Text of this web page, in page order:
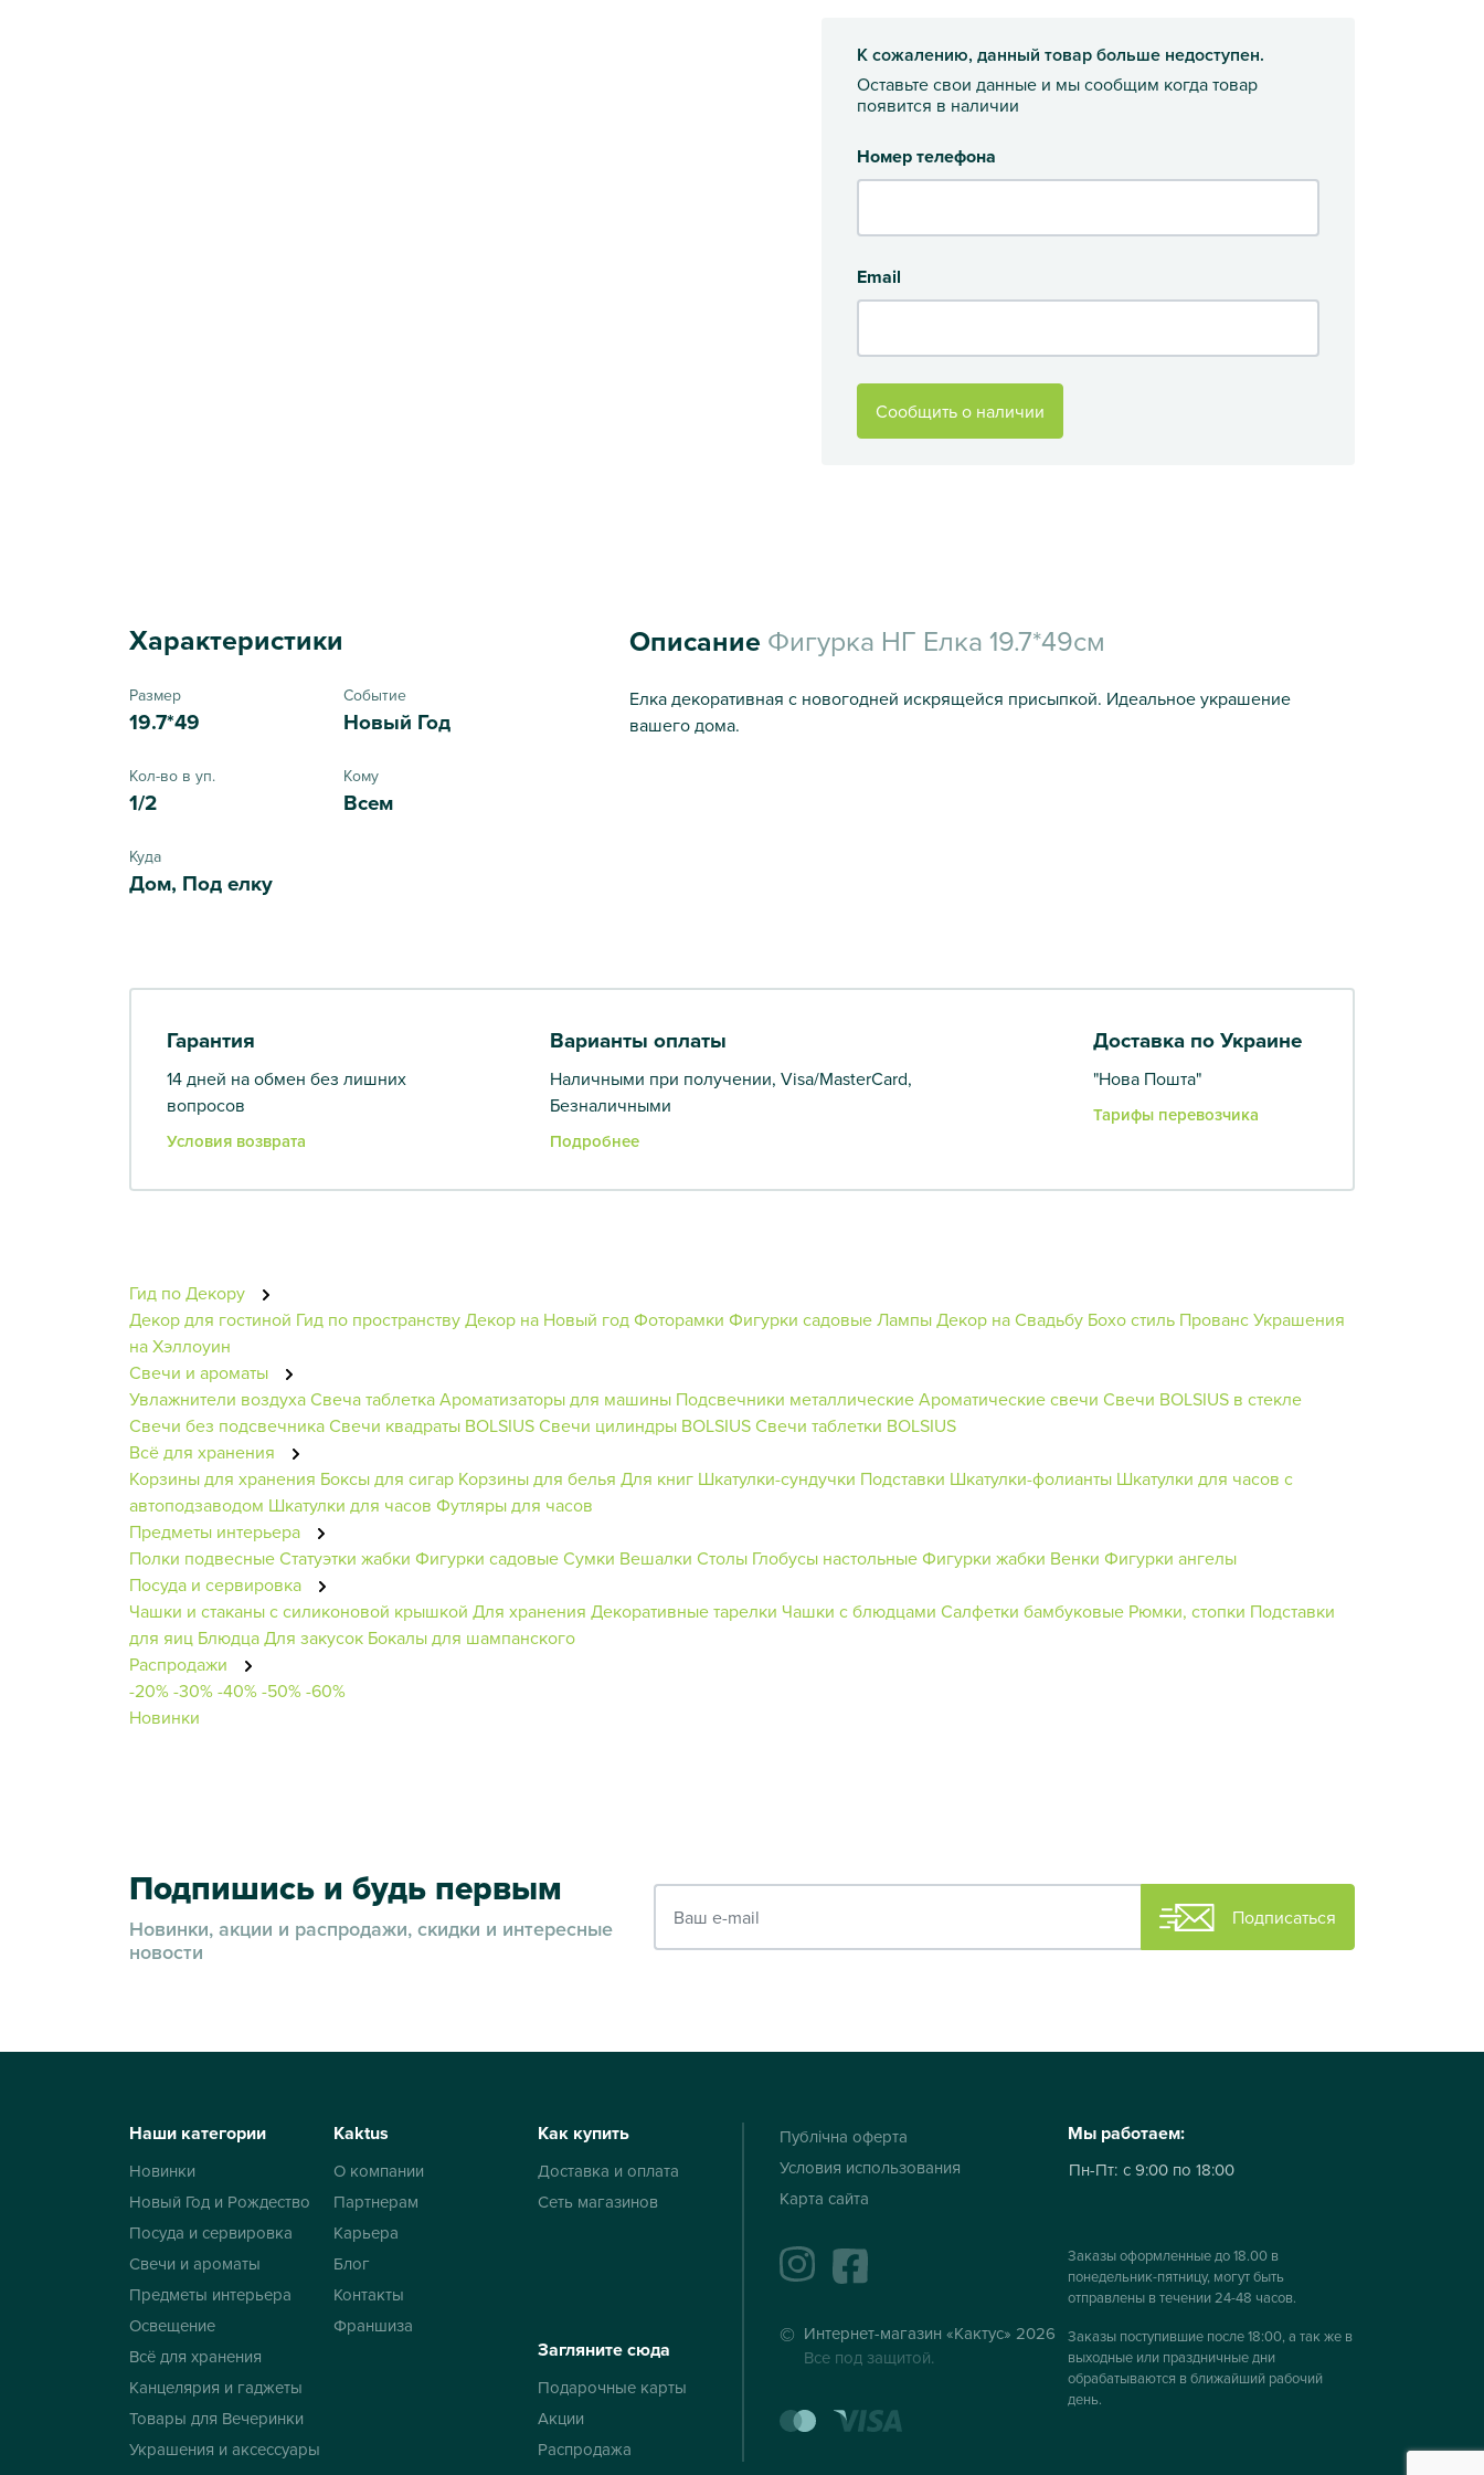
К сожалению, данный товар больше недоступен.
Оставьте свои данные и мы сообщим когда товар
появится в наличии
Номер телефона
Email
Сообщить о наличии
Характеристики
Размер
19.7*49
Событие
Новый Год
Кол-во в уп.
1/2
Кому
Всем
Куда
Дом, Под елку
Описание Фигурка НГ Елка 19.7*49см
Елка декоративная с новогодней искрящейся присыпкой. Идеальное украшение
вашего дома.
Гарантия
14 дней на обмен без лишних
вопросов
Условия возврата
Варианты оплаты
Наличными при получении, Visa/MasterCard,
Безналичными
Подробнее
Доставка по Украине
"Нова Пошта"
Тарифы перевозчика
Гид по Декору
Декор для гостиной Гид по пространствуДекор на Новый годФоторамки Фигурки садовыеЛампыДекор на Свадьбу Бохо стиль ПровансУкрашения
на Хэллоуин
Свечи и ароматы
Увлажнители воздухаСвеча таблеткаАроматизаторы для машины Подсвечники металлическиеАроматические свечи Свечи BOLSIUS в стекле
Свечи без подсвечникаСвечи квадраты BOLSIUSСвечи цилиндры BOLSIUSСвечи таблетки BOLSIUS
Всё для хранения
Корзины для хранения Боксы для сигар Корзины для белья Для книг Шкатулки-сундучки Подставки Шкатулки-фолианты Шкатулки для часов с
автоподзаводом Шкатулки для часов Футляры для часов
Предметы интерьера
Полки подвесныеСтатуэтки жабки Фигурки садовыеСумки Вешалки Столы Глобусы настольныеФигурки жабки Венки Фигурки ангелы
Посуда и сервировка
Чашки и стаканы с силиконовой крышкой Для хранения Декоративные тарелки Чашки с блюдцами Салфетки бамбуковые Рюмки, стопки Подставки
для яиц БлюдцаДля закусок Бокалы для шампанского
Распродажи
-20%-30%-40%-50%-60%
Новинки
Подпишись и будь первым
Новинки, акции и распродажи, скидки и интересные
новости
Подписаться
Наши категории
Новинки
Новый Год и Рождество
Посуда и сервировка
Свечи и ароматы
Предметы интерьера
Освещение
Всё для хранения
Канцелярия и гаджеты
Товары для Вечеринки
Украшения и аксессуары
Kaktus
О компании
Партнерам
Карьера
Блог
Контакты
Франшиза
Как купить
Доставка и оплата
Сеть магазинов
Загляните сюда
Подарочные карты
Акции
Распродажа
Публічна оферта
Условия использования
Карта сайта
instagramfacebook
Интернет-магазин «Кактус» 2026
Все под защитой.
mastercard
Мы работаем:
Пн-Пт: с 9:00 по 18:00
Заказы оформленные до 18.00 в
понедельник-пятницу, могут быть
отправлены в течении 24-48 часов.
Заказы поступившие после 18:00, а так же в
выходные или праздничные дни
обрабатываются в ближайший рабочий
день.